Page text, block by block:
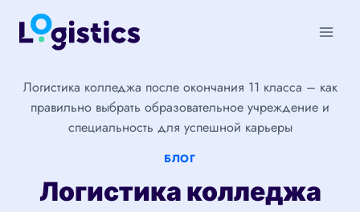
Перейти
Логистика колледжа после окончания 11 класса – как
правильно выбрать образовательное учреждение и
специальность для успешной карьеры
БЛОГ
Логистика колледжа